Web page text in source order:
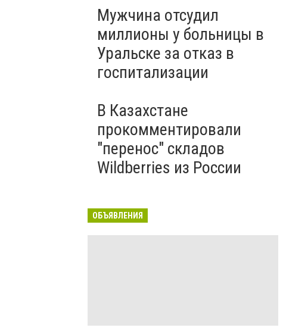
Мужчина отсудил
миллионы у больницы в
Уральске за отказ в
госпитализации
В Казахстане
прокомментировали
"перенос" складов
Wildberries из России
ОБЪЯВЛЕНИЯ